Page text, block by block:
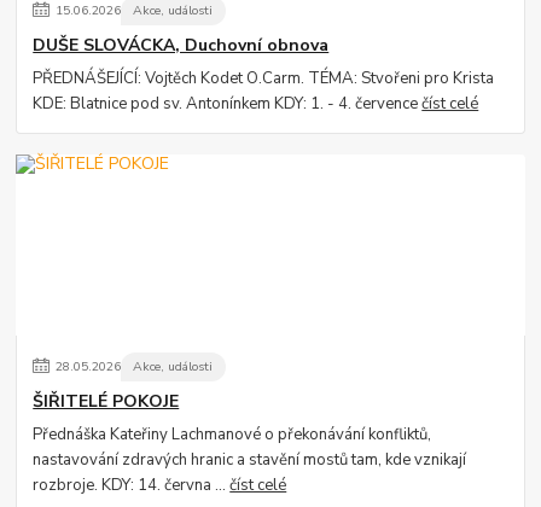
15.06.2026 Akce, události
DUŠE SLOVÁCKA, Duchovní obnova
PŘEDNÁŠEJÍCÍ: Vojtěch Kodet O.Carm. TÉMA: Stvořeni pro Krista
KDE: Blatnice pod sv. Antonínkem KDY: 1. - 4. červencečíst celé
28.05.2026 Akce, události
ŠIŘITELÉ POKOJE
Přednáška Kateřiny Lachmanové o překonávání konfliktů,
nastavování zdravých hranic a stavění mostů tam, kde vznikají
rozbroje. KDY: 14. června ...číst celé